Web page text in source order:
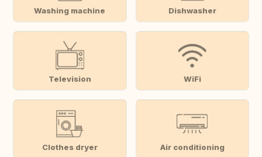
Washing machine Dishwasher
Television WiFi
Clothes dryer Air conditioning